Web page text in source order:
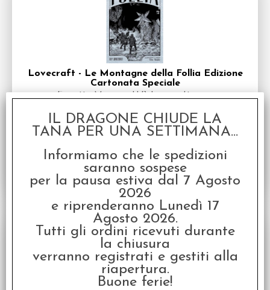
Lovecraft - Le Montagne della Follia Edizione
Cartonata Speciale
Disponibilità: DISPONIBILE
Prezzo: € 30,00 €24,00
IL DRAGONE CHIUDE LA
TANA PER UNA SETTIMANA...
Informiamo che le spedizioni
saranno sospese
per la pausa estiva dal 7 Agosto
2026
e riprenderanno Lunedì 17
Agosto 2026.
Tutti gli ordini ricevuti durante
la chiusura
verranno registrati e gestiti alla
riapertura.
Buone ferie!